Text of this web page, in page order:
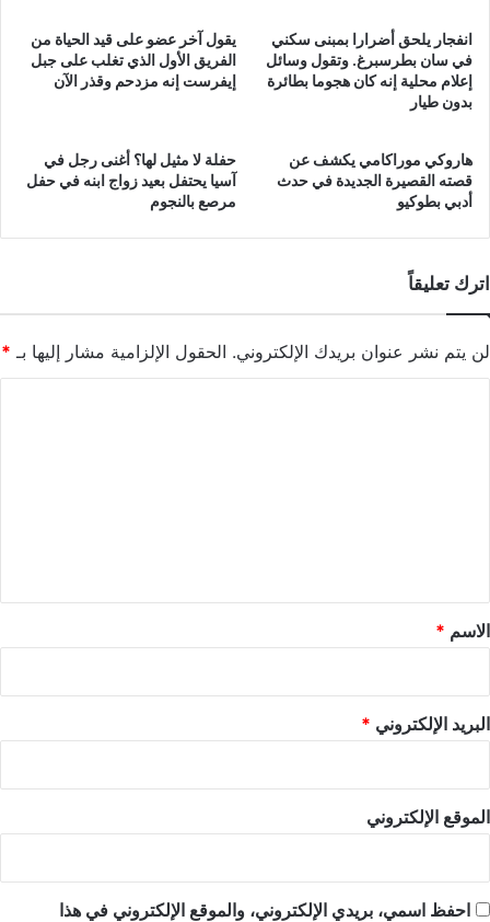
انفجار يلحق أضرارا بمبنى سكني
في سان بطرسبرغ. وتقول وسائل
إعلام محلية إنه كان هجوما بطائرة
بدون طيار
يقول آخر عضو على قيد الحياة من
الفريق الأول الذي تغلب على جبل
إيفرست إنه مزدحم وقذر الآن
هاروكي موراكامي يكشف عن
قصته القصيرة الجديدة في حدث
أدبي بطوكيو
حفلة لا مثيل لها؟ أغنى رجل في
آسيا يحتفل بعيد زواج ابنه في حفل
مرصع بالنجوم
اترك تعليقاً
لن يتم نشر عنوان بريدك الإلكتروني. الحقول الإلزامية مشار إليها بـ *
*
الاسم *
البريد الإلكتروني *
الموقع الإلكتروني
احفظ اسمي، بريدي الإلكتروني، والموقع الإلكتروني في هذا